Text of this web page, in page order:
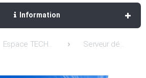
Information
Espace TECHNIQUE: Support / Entreaide et Conseils Serveur dédié Linux & VPS Linux